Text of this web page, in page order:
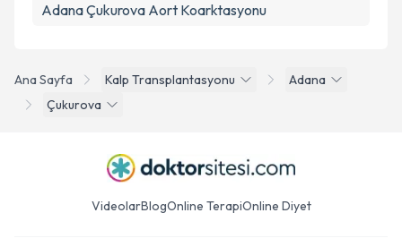
Ana Sayfa Kalp Transplantasyonu
Adana
Çukurova
Adana Çukurova Aort Koarktasyonu
VideolarBlogOnline TerapiOnline Diyet